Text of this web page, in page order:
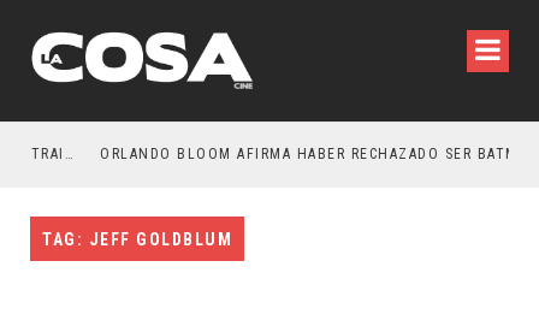
LA NOCHE DEL DEMONIO: ESTÁN ENTRE NOSOTROS – TRAILER FINAL ORLANDO BLOOM AFIRMA HABER RECHAZADO SER BATMAN
TAG: JEFF GOLDBLUM